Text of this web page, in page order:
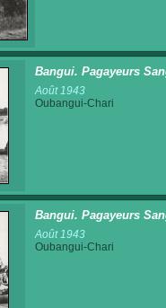
Bangui. Pagayeurs
Août 1943
Oubangui-Chari
Bangui. Pagayeurs
Août 1943
Oubangui-Chari